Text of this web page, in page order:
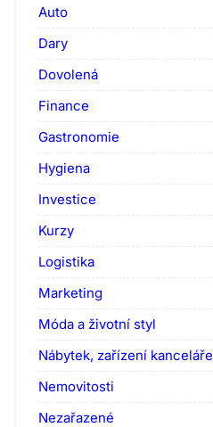
Auto
Dary
Dovolená
Finance
Gastronomie
Hygiena
Investice
Kurzy
Logistika
Marketing
Móda a životní styl
Nábytek, zařízení kanceláře
Nemovitosti
Nezařazené